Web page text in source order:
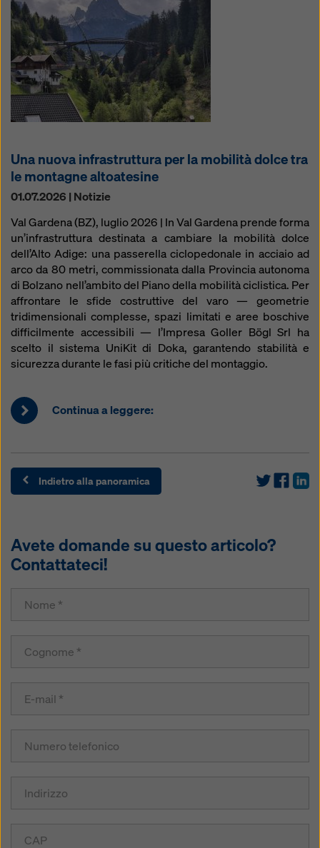
Una nuova infrastruttura per la mobilità dolce tra
le montagne altoatesine
01.07.2026 | Notizie
Val Gardena (BZ), luglio 2026 | In Val Gardena prende forma
un’infrastruttura destinata a cambiare la mobilità dolce
dell’Alto Adige: una passerella ciclopedonale in acciaio ad
arco da 80 metri, commissionata dalla Provincia autonoma
di Bolzano nell’ambito del Piano della mobilità ciclistica. Per
affrontare le sfide costruttive del varo — geometrie
tridimensionali complesse, spazi limitati e aree boschive
difficilmente accessibili — l’Impresa Goller Bögl Srl ha
scelto il sistema UniKit di Doka, garantendo stabilità e
sicurezza durante le fasi più critiche del montaggio.
Continua a leggere:
Indietro alla panoramica
Avete domande su questo articolo?
Contattateci!